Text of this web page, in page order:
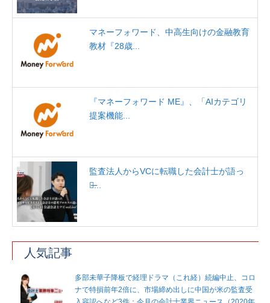
マネーフォワード、中高生向けの金融教育
教材『28歳...
『マネーフォワード ME』、「AIカテゴリ
提案機能...
監査法人からVCに転職した会計士が語っ
た̶...
人気記事
多部未華子降板で経理ドラマ（これ経）続編中止、コロ
ナで特損前年2倍に、市場締め出しに中国が米の監査受